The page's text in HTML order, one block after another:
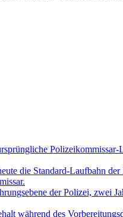
die Standard-Laufbahn
der Polizei, zwei
während des